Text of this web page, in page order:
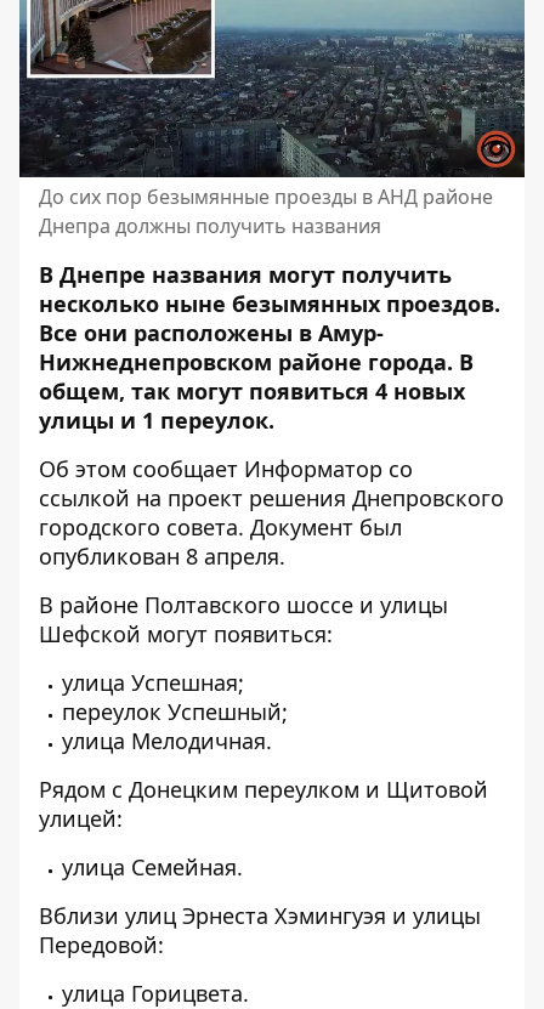
До сих пор безымянные проезды в АНД районе
Днепра должны получить названия
В Днепре названия могут получить
несколько ныне безымянных проездов.
Все они расположены в Амур-
Нижнеднепровском районе города. В
общем, так могут появиться 4 новых
улицы и 1 переулок.
Об этом сообщает Информатор со
ссылкой на проект решения Днепровского
городского совета. Документ был
опубликован 8 апреля.
В районе Полтавского шоссе и улицы
Шефской могут появиться:
улица Успешная;
переулок Успешный;
улица Мелодичная.
Рядом с Донецким переулком и Щитовой
улицей:
улица Семейная.
Вблизи улиц Эрнеста Хэмингуэя и улицы
Передовой:
улица Горицвета.